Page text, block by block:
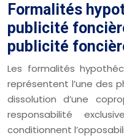
Formalités
publicité
publicité
Les formalités
représentent l’une des
dissolution d’une
responsabilité
conditionnent